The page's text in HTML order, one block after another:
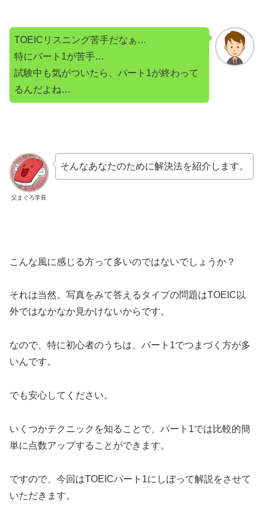
TOEICリスニング苦手だなぁ…
特にパート1が苦手…
試験中も気がついたら、パート1が終わって
るんだよね…
父まぐろ学長
そんなあなたのために解決法を紹介します。
こんな風に感じる方って多いのではないでしょうか？
それは当然。写真をみて答えるタイプの問題はTOEIC以
外ではなかなか見かけないからです。
なので、特に初心者のうちは、パート1でつまづく方が多
いんです。
でも安心してください。
いくつかテクニックを知ることで、パート1では比較的簡
単に点数アップすることができます。
ですので、今回はTOEICパート1にしぼって解説をさせて
いただきます。